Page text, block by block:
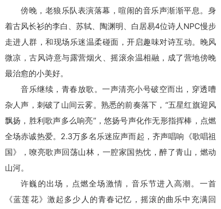
傍晚，老狼乐队表演落幕，喧闹的音乐声渐渐平息。身
着古风长衫的李白、苏轼、陶渊明、白居易4位诗人NPC慢步
走进人群，和现场乐迷温柔碰面，开启趣味对诗互动。晚风
微凉，古风诗意与露营烟火、摇滚余温相融，成了营地傍晚
最治愈的小美好。
音乐继续，青春放歌。一声清亮小号破空而出，穿透嘈
杂人声，刺破了山间云雾。熟悉的前奏落下，“五星红旗迎风
飘扬，胜利歌声多么响亮”，悠扬号声化作无形指挥棒，点燃
全场赤诚热爱。2.3万多名乐迷应声而起，齐声唱响《歌唱祖
国》，嘹亮歌声回荡山林，一腔家国热忱，醉了青山，燃动
山河。
许巍的出场，点燃全场激情，音乐节进入高潮。一首
《蓝莲花》激起多少人的青春记忆，摇滚的曲乐中充满回